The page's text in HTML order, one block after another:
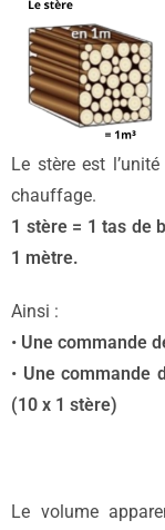
Le stère est
chauffage.
1 stère = 1 tas de
1 mètre.
Ainsi :
• Une commande
• Une commande
(10 x 1 stère)
Le volume